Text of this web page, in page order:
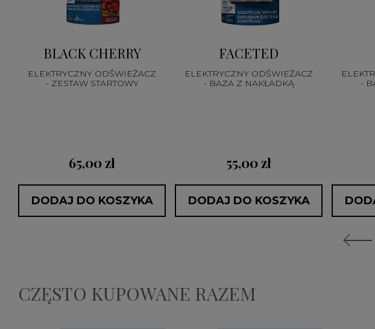
BLACK CHERRY
ELEKTRYCZNY ODŚWIEŻACZ
- ZESTAW STARTOWY
65,00 zł
DODAJ DO KOSZYKA
FACETED
ELEKTRYCZNY ODŚWIEŻACZ
- BAZA Z NAKŁADKĄ
55,00 zł
DODAJ DO KOSZYKA
-
CZĘSTO KUPOWANE RAZEM